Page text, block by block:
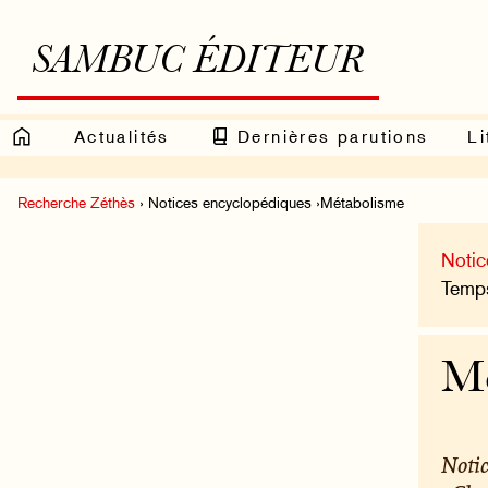
SAMBUC ÉDITEUR
Actualités Dernières parutions
Recherche Zéthès › Notices encyclopédiques ›Métabolisme